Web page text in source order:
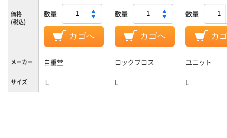
価格
(税込)
数量
カゴへ
数量
カゴへ
数量
カ
メーカー 自重堂 ロックブロス ユニット
サイズ Ｌ L L